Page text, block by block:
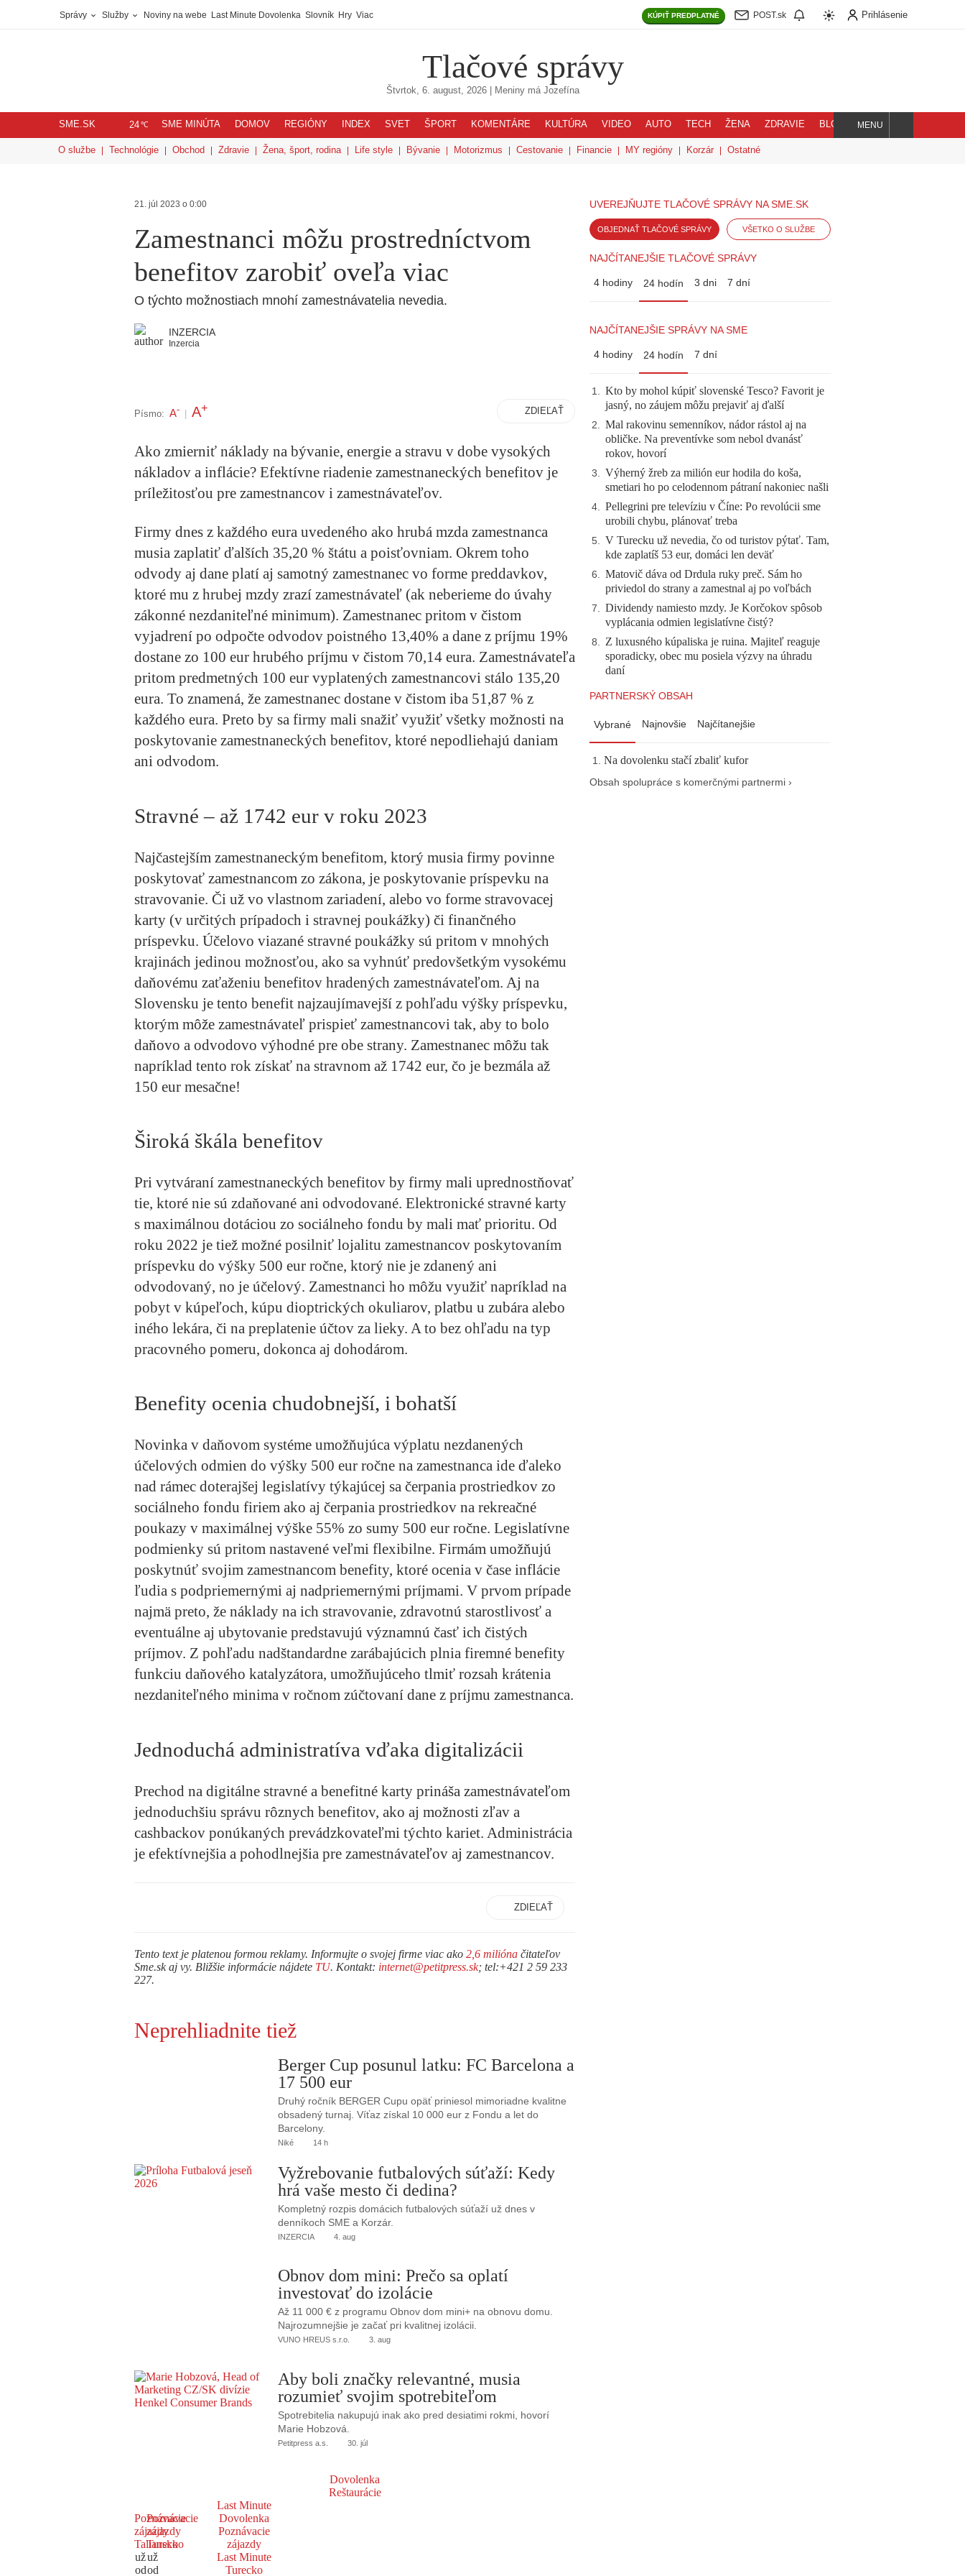
Správy Služby Noviny na webe Last Minute Dovolenka Slovník Hry Viac KÚPIŤ PREDPLATNÉ POST.sk Prihlásenie
Tlačové správy
Štvrtok, 6. august, 2026| Meniny má Jozefína
SME.SK 24℃ SME MINÚTA DOMOV REGIÓNY INDEX SVET ŠPORT KOMENTÁRE KULTÚRA VIDEO AUTO TECH ŽENA ZDRAVIE BLOG
Hľadaj
MENU
O službe Technológie Obchod Zdravie Žena, šport, rodina Life style Bývanie Motorizmus Cestovanie Financie MY regióny Korzár Ostatné
21. júl 2023 o 0:00
Zamestnanci môžu prostredníctvom
benefitov zarobiť oveľa viac
O týchto možnostiach mnohí zamestnávatelia nevedia.
INZERCIA
Inzercia
Písmo: A- A+ ZDIEĽAŤ
Ako zmierniť náklady na bývanie, energie a stravu v dobe vysokých
nákladov a inflácie? Efektívne riadenie zamestnaneckých benefitov je
príležitosťou pre zamestnancov i zamestnávateľov.
Firmy dnes z každého eura uvedeného ako hrubá mzda zamestnanca
musia zaplatiť ďalších 35,20 % štátu a poisťovniam. Okrem toho
odvody aj dane platí aj samotný zamestnanec vo forme preddavkov,
ktoré mu z hrubej mzdy zrazí zamestnávateľ (ak neberieme do úvahy
zákonné nezdaniteľné minimum). Zamestnanec pritom v čistom
vyjadrení po odpočte odvodov poistného 13,40% a dane z príjmu 19%
dostane zo 100 eur hrubého príjmu v čistom 70,14 eura. Zamestnávateľa
pritom predmetných 100 eur vyplatených zamestnancovi stálo 135,20
eura. To znamená, že zamestnanec dostane v čistom iba 51,87 % z
každého eura. Preto by sa firmy mali snažiť využiť všetky možnosti na
poskytovanie zamestnaneckých benefitov, ktoré nepodliehajú daniam
ani odvodom.
Stravné – až 1742 eur v roku 2023
Najčastejším zamestnaneckým benefitom, ktorý musia firmy povinne
poskytovať zamestnancom zo zákona, je poskytovanie príspevku na
stravovanie. Či už vo vlastnom zariadení, alebo vo forme stravovacej
karty (v určitých prípadoch i stravnej poukážky) či finančného
príspevku. Účelovo viazané stravné poukážky sú pritom v mnohých
krajinách jedinou možnosťou, ako sa vyhnúť predovšetkým vysokému
daňovému zaťaženiu benefitov hradených zamestnávateľom. Aj na
Slovensku je tento benefit najzaujímavejší z pohľadu výšky príspevku,
ktorým môže zamestnávateľ prispieť zamestnancovi tak, aby to bolo
daňovo a odvodovo výhodné pre obe strany. Zamestnanec môžu tak
napríklad tento rok získať na stravnom až 1742 eur, čo je bezmála až
150 eur mesačne!
Široká škála benefitov
Pri vytváraní zamestnaneckých benefitov by firmy mali uprednostňovať
tie, ktoré nie sú zdaňované ani odvodované. Elektronické stravné karty
s maximálnou dotáciou zo sociálneho fondu by mali mať prioritu. Od
roku 2022 je tiež možné posilniť lojalitu zamestnancov poskytovaním
príspevku do výšky 500 eur ročne, ktorý nie je zdanený ani
odvodovaný, no je účelový. Zamestnanci ho môžu využiť napríklad na
pobyt v kúpeľoch, kúpu dioptrických okuliarov, platbu u zubára alebo
iného lekára, či na preplatenie účtov za lieky. A to bez ohľadu na typ
pracovného pomeru, dokonca aj dohodárom.
Benefity ocenia chudobnejší, i bohatší
Novinka v daňovom systéme umožňujúca výplatu nezdanených
účelových odmien do výšky 500 eur ročne na zamestnanca ide ďaleko
nad rámec doterajšej legislatívy týkajúcej sa čerpania prostriedkov zo
sociálneho fondu firiem ako aj čerpania prostriedkov na rekreačné
poukazy v maximálnej výške 55% zo sumy 500 eur ročne. Legislatívne
podmienky sú pritom nastavené veľmi flexibilne. Firmám umožňujú
poskytnúť svojim zamestnancom benefity, ktoré ocenia v čase inflácie
ľudia s podpriemernými aj nadpriemernými príjmami. V prvom prípade
najmä preto, že náklady na ich stravovanie, zdravotnú starostlivosť a
eventuálne aj ubytovanie predstavujú významnú časť ich čistých
príjmov. Z pohľadu nadštandardne zarábajúcich plnia firemné benefity
funkciu daňového katalyzátora, umožňujúceho tlmiť rozsah krátenia
nezdaniteľného minima v ročnom zúčtovaní dane z príjmu zamestnanca.
Jednoduchá administratíva vďaka digitalizácii
Prechod na digitálne stravné a benefitné karty prináša zamestnávateľom
jednoduchšiu správu rôznych benefitov, ako aj možnosti zľav a
cashbackov ponúkaných prevádzkovateľmi týchto kariet. Administrácia
je efektívnejšia a pohodlnejšia pre zamestnávateľov aj zamestnancov.
ZDIEĽAŤ
Tento text je platenou formou reklamy. Informujte o svojej firme viac ako 2,6 milióna čitateľov
Sme.sk aj vy. Bližšie informácie nájdete TU. Kontakt: internet@petitpress.sk; tel:+421 2 59 233
227.
UVEREJŇUJTE TLAČOVÉ SPRÁVY NA SME.SK
OBJEDNAŤ TLAČOVÉ SPRÁVY VŠETKO O SLUŽBE
NAJČÍTANEJŠIE TLAČOVÉ SPRÁVY
4 hodiny 24 hodín 3 dni 7 dní
NAJČÍTANEJŠIE SPRÁVY NA SME
4 hodiny 24 hodín 7 dní
1. Kto by mohol kúpiť slovenské Tesco? Favorit je
jasný, no záujem môžu prejaviť aj ďalší
2. Mal rakovinu semenníkov, nádor rástol aj na
obličke. Na preventívke som nebol dvanásť
rokov, hovorí
3. Výherný žreb za milión eur hodila do koša,
smetiari ho po celodennom pátraní nakoniec našli
4. Pellegrini pre televíziu v Číne: Po revolúcii sme
urobili chybu, plánovať treba
5. V Turecku už nevedia, čo od turistov pýtať. Tam,
kde zaplatíš 53 eur, domáci len deväť
6. Matovič dáva od Drdula ruky preč. Sám ho
priviedol do strany a zamestnal aj po voľbách
7. Dividendy namiesto mzdy. Je Korčokov spôsob
vyplácania odmien legislatívne čistý?
8. Z luxusného kúpaliska je ruina. Majiteľ reaguje
sporadicky, obec mu posiela výzvy na úhradu
daní
PARTNERSKÝ OBSAH
Vybrané Najnovšie Najčítanejšie
Na dovolenku stačí zbaliť kufor
Obsah spolupráce s komerčnými partnermi ›
Neprehliadnite tiež
Berger Cup posunul latku: FC Barcelona a
17 500 eur
Druhý ročník BERGER Cupu opäť priniesol mimoriadne kvalitne
obsadený turnaj. Víťaz získal 10 000 eur z Fondu a let do
Barcelony.
Niké 14 h
Vyžrebovanie futbalových súťaží: Kedy
hrá vaše mesto či dedina?
Kompletný rozpis domácich futbalových súťaží už dnes v
denníkoch SME a Korzár.
INZERCIA 4. aug
Obnov dom mini: Prečo sa oplatí
investovať do izolácie
Až 11 000 € z programu Obnov dom mini+ na obnovu domu.
Najrozumnejšie je začať pri kvalitnej izolácii.
VUNO HREUS s.r.o. 3. aug
Aby boli značky relevantné, musia
rozumieť svojim spotrebiteľom
Spotrebitelia nakupujú inak ako pred desiatimi rokmi, hovorí
Marie Hobzová.
Petitpress a.s. 30. júl
Dovolenka
Reštaurácie
Poznávacie
zájazdy
Taliansko
už
od
Poznávacie
zájazdy
Turecko
už
od
Last Minute
Dovolenka
Poznávacie
zájazdy
Last Minute
Turecko